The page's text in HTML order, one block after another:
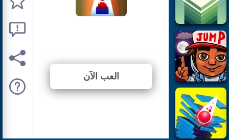
العب الآن